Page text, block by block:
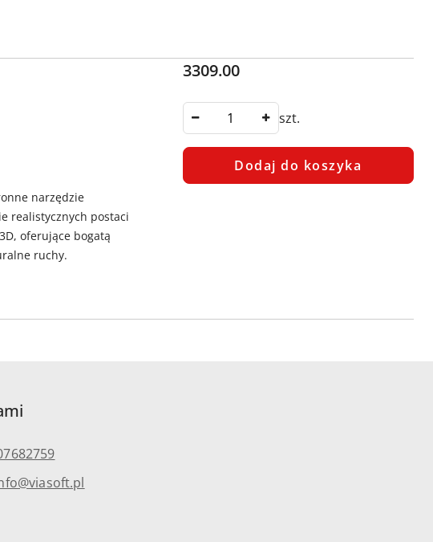
narzędzie
realistycznych postaci
oferujące bogatą
ruchy.
Cena:
3309.00
szt.
Dodaj do koszyka